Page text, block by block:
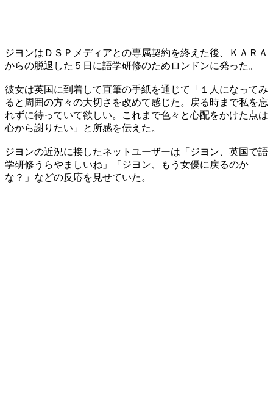
ジヨンはＤＳＰメディアとの専属契約を終えた後、ＫＡＲＡ
からの脱退した５日に語学研修のためロンドンに発った。
彼女は英国に到着して直筆の手紙を通じて「１人になってみ
ると周囲の方々の大切さを改めて感じた。戻る時まで私を忘
れずに待っていて欲しい。これまで色々と心配をかけた点は
心から謝りたい」と所感を伝えた。
ジヨンの近況に接したネットユーザーは「ジヨン、英国で語
学研修うらやましいね」「ジヨン、もう女優に戻るのか
な？」などの反応を見せていた。